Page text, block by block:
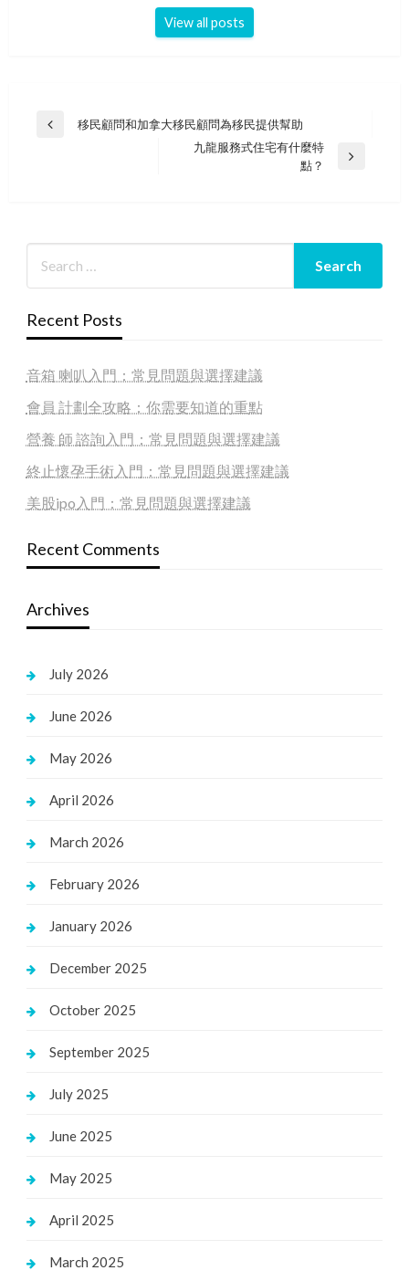
View all posts
Post
Previous
移民顧問和加拿大移民顧問為移民提供幫助
九龍服務式住宅有什麼特
點？
Recent Posts
音箱 喇叭入門：常見問題與選擇建議
會員 計劃全攻略：你需要知道的重點
營養 師 諮詢入門：常見問題與選擇建議
終止懷孕手術入門：常見問題與選擇建議
美股ipo入門：常見問題與選擇建議
Recent Comments
Archives
July 2026
June 2026
May 2026
April 2026
March 2026
February 2026
January 2026
December 2025
October 2025
September 2025
July 2025
June 2025
May 2025
April 2025
March 2025